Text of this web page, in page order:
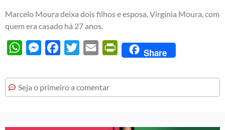
Marcelo Moura deixa dois filhos e esposa, Virgínia Moura, com
quem era casado há 27 anos.
WhatsAppMessengerFacebook
Twitter Email PrintFriendly
Share
Seja o primeiro a comentar